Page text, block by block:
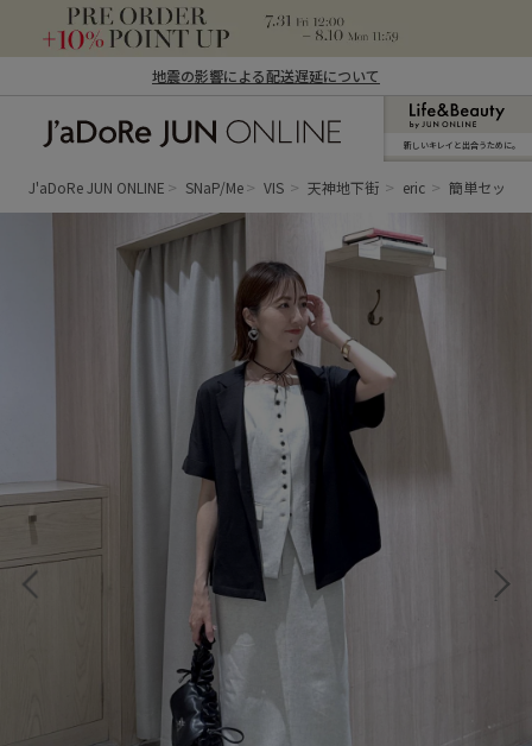
地震の影響による配送遅延について
ン オンライン）
新しいキレイと出合うために。
J'aDoRe JUN ONLINE SNaP/Me VIS 天神地下街 eric 簡単セット